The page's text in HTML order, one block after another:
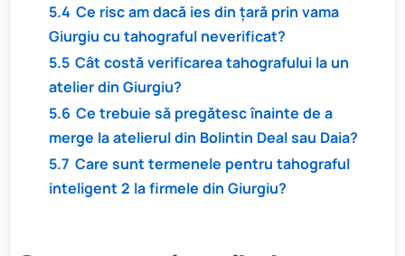
5.4 Ce risc am dacă ies din țară prin vama
Giurgiu cu tahograful neverificat?
5.5 Cât costă verificarea tahografului la un
atelier din Giurgiu?
5.6 Ce trebuie să pregătesc înainte de a
merge la atelierul din Bolintin Deal sau Daia?
5.7 Care sunt termenele pentru tahograful
inteligent 2 la firmele din Giurgiu?